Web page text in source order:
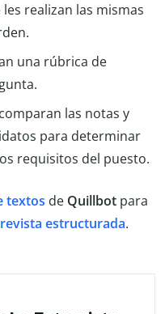
realizan las mismas
una rúbrica de
las notas y
para determinar
requisitos del puesto.
textos de Quillbot para
estructurada.